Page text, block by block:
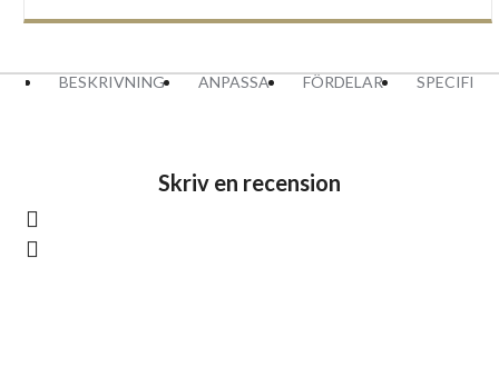
BESKRIVNING ANPASSA FÖRDELAR
Skriv en recension